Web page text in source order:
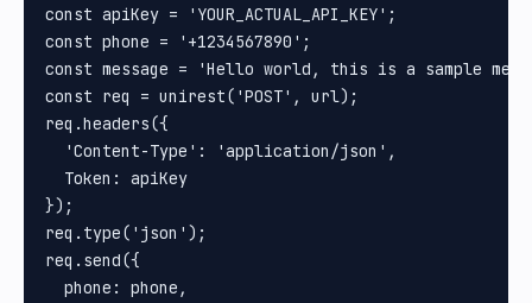
const apiKey = 'YOUR_ACTUAL_API_KEY';
const phone = '+1234567890';
const message = 'Hello world, this is a sample
const req = unirest('POST', url);
req.headers({
  'Content-Type': 'application/json',
  Token: apiKey
});
req.type('json');
req.send({
  phone: phone,